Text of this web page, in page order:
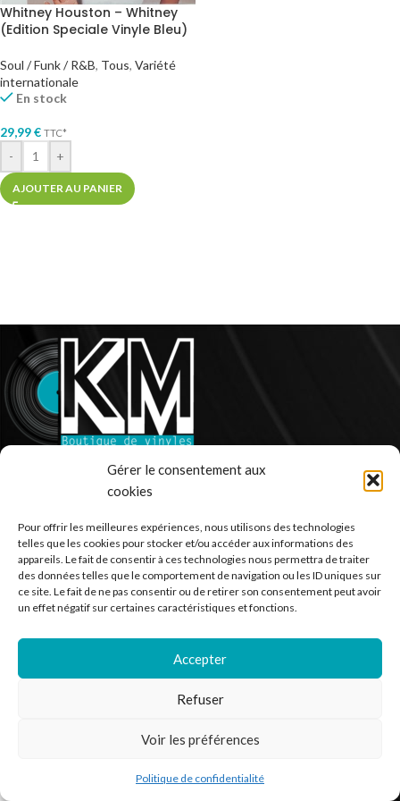
Gérer le consentement aux
cookies
Pour offrir les meilleures expériences, nous utilisons des technologies
telles que les cookies pour stocker et/ou accéder aux informations des
appareils. Le fait de consentir à ces technologies nous permettra de traiter
des données telles que le comportement de navigation ou les ID uniques sur
ce site. Le fait de ne pas consentir ou de retirer son consentement peut avoir
un effet négatif sur certaines caractéristiques et fonctions.
Accepter
Refuser
Voir les préférences
Politique de confidentialité
Whitney Houston – Whitney
(Edition Speciale Vinyle Bleu)
Soul / Funk / R&B, Tous, Variété
internationale
En stock
29,99€ TTC*
- +
AJOUTER AU PANIER
Ventes de vinyle en ligne - 33 et 45 tours.
Mail : contact@kilm-music.com
*TVA non applicable – article 293 B du CGI
RECHERCHER DES PRODUITS
Mon compte